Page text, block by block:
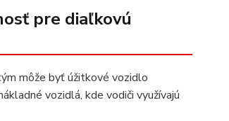
pre diaľkovú
môže byť úžitkové vozidlo
vozidlá, kde vodiči využívajú